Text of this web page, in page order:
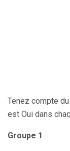
Tenez compte
est Oui dans
Groupe 1